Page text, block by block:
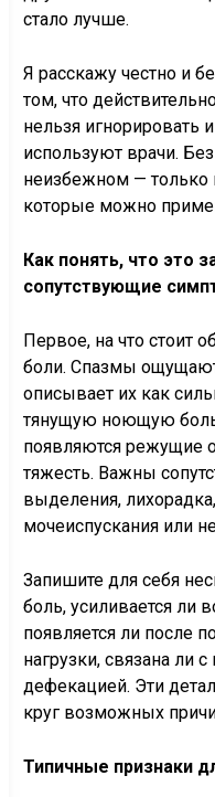
стало лучше.
Я расскажу честно и
том, что
нельзя игнорировать
используют врачи.
неизбежном — только
которые можно
Как понять, что это
сопутствующие
Первое, на что стоит
боли. Спазмы
описывает их как
тянущую ноющую
появляются режущие
тяжесть. Важны
выделения,
мочеиспускания или
Запишите для себя
боль, усиливается ли
появляется ли после
нагрузки, связана ли
дефекацией. Эти
круг возможных
Типичные признаки